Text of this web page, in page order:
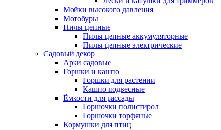
Мойки высокого давления
Мотобуры
Пилы цепные
Пилы цепные аккумуляторные
Пилы цепные электрические
Садовый декор
Арки садовые
Горшки и кашпо
Горшки для растений
Кашпо подвесные
Ёмкости для рассады
Горшочки полистирол
Горшочки торфяные
Кормушки для птиц